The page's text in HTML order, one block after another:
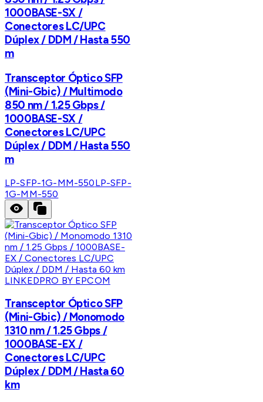
1000BASE-SX /
Conectores LC/UPC
Dúplex / DDM / Hasta 550
m
Transceptor Óptico SFP
(Mini-Gbic) / Multimodo
850 nm / 1.25 Gbps /
1000BASE-SX /
Conectores LC/UPC
Dúplex / DDM / Hasta 550
m
LP-SFP-1G-MM-550LP-SFP-
1G-MM-550
LINKEDPRO BY EPCOM
Transceptor Óptico SFP
(Mini-Gbic) / Monomodo
1310 nm / 1.25 Gbps /
1000BASE-EX /
Conectores LC/UPC
Dúplex / DDM / Hasta 60
km